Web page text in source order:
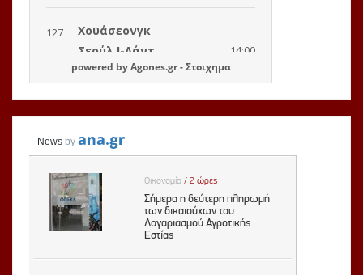
powered byAgones.gr-Στοιχημα